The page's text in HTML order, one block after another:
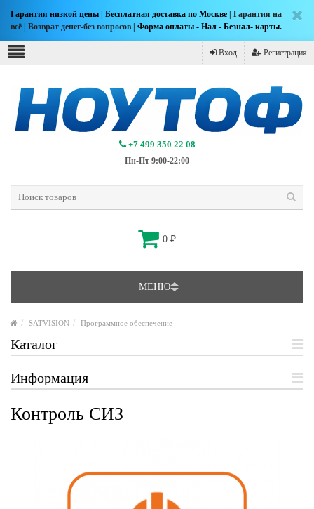
Гарантия низкой цены Бесплатная доставка по Москве | Гарантия на
всё | Возврат денег-без вопросов | Форма оплаты - Нал - Безнал- карты.
Вход Регистрация
+7 499 350 22 08
Пн-Пт 9:00-22:00
0 ₽
МЕНЮ
SATVISION Программное обеспечение
Каталог
Информация
Контроль СИЗ